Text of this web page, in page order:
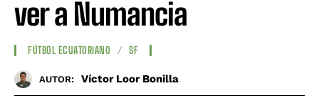
ver a Numancia
FÚTBOL ECUATORIANO SF
AUTOR: Víctor Loor Bonilla